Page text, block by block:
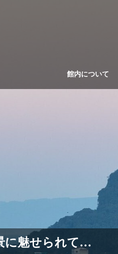
館内について
に魅せられて…